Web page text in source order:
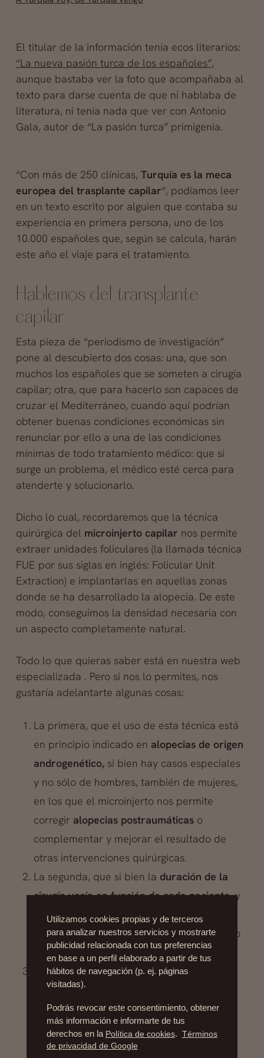
El titular de la información tenía ecos literarios:
“La nueva pasión turca de los españoles”,
aunque bastaba ver la foto que acompañaba al
texto para darse cuenta de que ni hablaba de
literatura, ni tenía nada que ver con Antonio
Gala, autor de “La pasión turca” primigenia.
“Con más de 250 clínicas,Turquía es la meca
europea del trasplante capilar“, podíamos leer
en un texto escrito por alguien que contaba su
experiencia en primera persona, uno de los
10.000 españoles que, según se calcula, harán
este año el viaje para el tratamiento.
Hablemos del transplante
capilar
Esta pieza de “periodismo de investigación”
pone al descubierto dos cosas: una, que son
muchos los españoles que se someten a cirugía
capilar; otra, que para hacerlo son capaces de
cruzar el Mediterráneo, cuando aquí podrían
obtener buenas condiciones económicas sin
renunciar por ello a una de las condiciones
mínimas de todo tratamiento médico: que si
surge un problema, el médico esté cerca para
atenderte y solucionarlo.
Dicho lo cual, recordaremos que la técnica
quirúrgica del microinjerto capilar nos permite
extraer unidades foliculares (la llamada técnica
FUE por sus siglas en inglés: Folicular Unit
Extraction) e implantarlas en aquellas zonas
donde se ha desarrollado la alopecia. De este
modo, conseguimos la densidad necesaria con
un aspecto completamente natural.
Todo lo que quieras saber está en nuestra web
especializada . Pero si nos lo permites, nos
gustaría adelantarte algunas cosas:
La primera, que el uso de esta técnica está
en principio indicado en alopecias de origen
androgenético,si bien hay casos especiales
y no sólo de hombres, también de mujeres,
en los que el microinjerto nos permite
corregir alopecias postraumáticaso
complementar y mejorar el resultado de
otras intervenciones quirúrgicas.
La segunda, que si bien la duración de la
cirugía varía en función de cada paciente,y
por lo tanto no podemos decirte sin verte
cuánto tardaríamos en tu caso, el promedio
ronda las 4 horas.
La tercera, que si bienel paciente puede
recuperar su vida normal en pocos días
siempre recomendamos que espere algo
más para practicar deporte y ejercicios
violentos.
Utilizamos cookies propias y de terceros
para analizar nuestros servicios y mostrarte
publicidad relacionada con tus preferencias
en base a un perfil elaborado a partir de tus
hábitos de navegación (p. ej. páginas
visitadas).
Podrás revocar este consentimiento, obtener
más información e informarte de tus
derechos en la Política de cookies. Términos
de privacidad de Google